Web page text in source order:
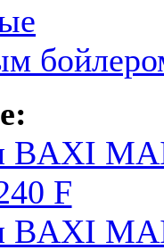
BAXI
F
BAXI